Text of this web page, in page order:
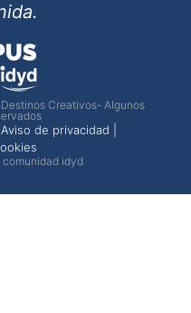
Creativos- Algunos
Aviso de privacidad |
idyd